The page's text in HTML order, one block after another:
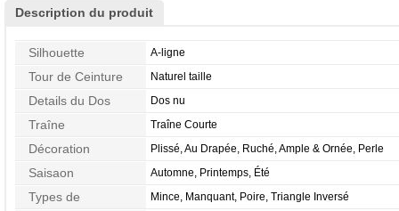
Description du produit
Silhouette A-ligne
Tour de Ceinture Naturel taille
Details du Dos Dos nu
Traîne Traîne Courte
Décoration Plissé, Au Drapée, Ruché, Ample & Ornée, Perle
Saisaon Automne, Printemps, Été
Types de
Mince, Manquant, Poire, Triangle Inversé